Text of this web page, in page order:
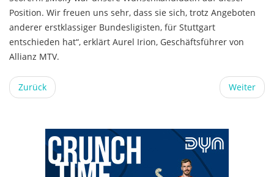
Position. Wir freuen uns sehr, dass sie sich, trotz Angeboten
anderer erstklassiger Bundesligisten, für Stuttgart
entschieden hat“, erklärt Aurel Irion, Geschäftsführer von
Allianz MTV.
Zurück Weiter